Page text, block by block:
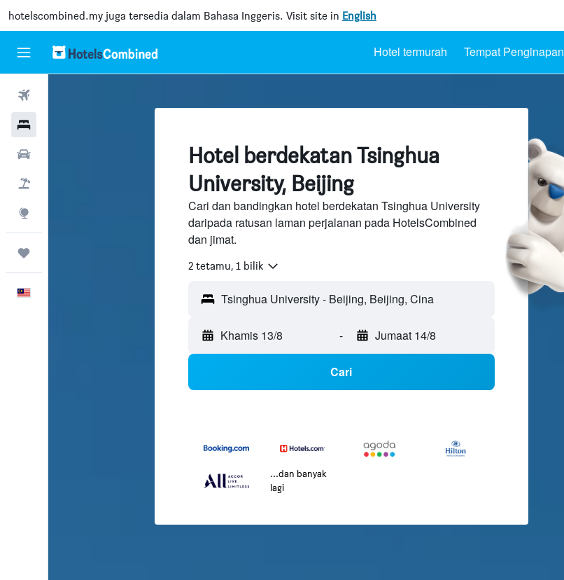
hotelscombined.my juga tersedia dalam Bahasa Inggeris. Visit site in English
Hotel termurah Tempat Penginapan
Hotel berdekatan Tsinghua
University, Beijing
Cari dan bandingkan hotel berdekatan Tsinghua University
daripada ratusan laman perjalanan pada HotelsCombined
dan jimat.
2 tetamu, 1 bilik
Tsinghua University - Beijing, Beijing, Cina
Khamis 13/8 - Jumaat 14/8
Cari
...dan banyak
lagi